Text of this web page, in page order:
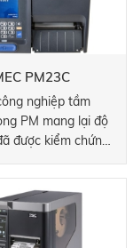
PM23C
nghiệp tầm
PM mang lại độ
được kiểm chứng,
như kết nối
để tối đa hóa thời
động của bạn.
cho các ứng